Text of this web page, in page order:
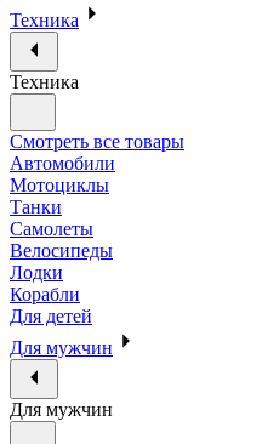
Техника
Техника
Смотреть все товары
Автомобили
Мотоциклы
Танки
Самолеты
Велосипеды
Лодки
Корабли
Для детей
Для мужчин
Для мужчин